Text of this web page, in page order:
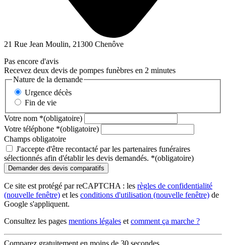
21 Rue Jean Moulin, 21300 Chenôve
Pas encore d'avis
Recevez deux devis de pompes funèbres en 2 minutes
Nature de la demande
Urgence décès
Fin de vie
Votre nom *(obligatoire)
Votre téléphone *(obligatoire)
Champs obligatoire
J'accepte d'être recontacté par les partenaires funéraires
sélectionnés afin d'établir les devis demandés. *(obligatoire)
Ce site est protégé par reCAPTCHA : les règles de confidentialité
(nouvelle fenêtre) et les conditions d'utilisation (nouvelle fenêtre) de
Google s'appliquent.
Consultez les pages mentions légales et comment ça marche ?
Comparez gratuitement en moins de 30 secondes